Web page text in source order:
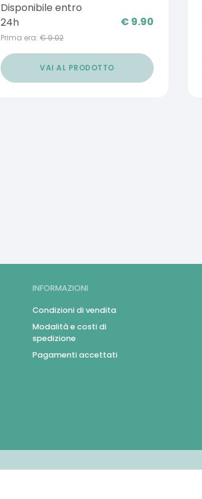
Disponibile entro
24h
Prima era: €9.02
€ 9.90
VAI AL PRODOTTO
INFORMAZIONI
Condizioni di vendita
Modalità e costi di
spedizione
Pagamenti accettati